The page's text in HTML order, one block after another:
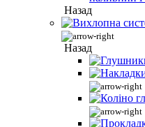
Назад
Назад